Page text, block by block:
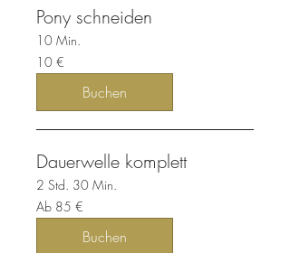
Pony schneiden
10 Min.
10
Euro
10 €
Buchen
Dauerwelle komplett
2 Std. 30 Min.
Ab
85
Euro
Ab 85 €
Buchen